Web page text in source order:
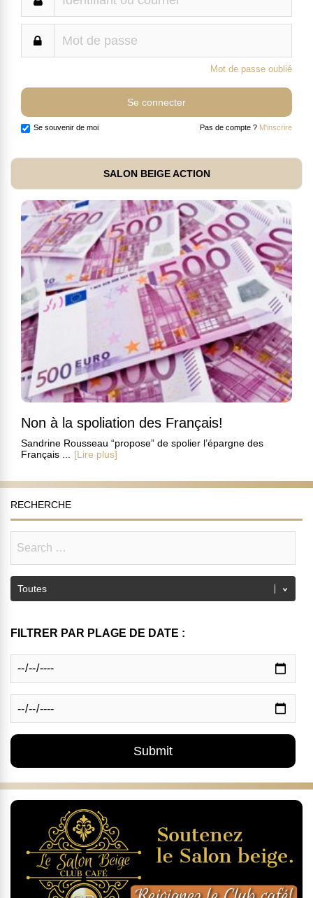
Mot de passe oublié
Se souvenir de moi Pas de compte ? M'inscrire
SALON BEIGE ACTION
Non à la spoliation des Français!
Sandrine Rousseau “propose” de spolier l’épargne des
Français ...
[Lire plus]
RECHERCHE
FILTRER PAR PLAGE DE DATE :